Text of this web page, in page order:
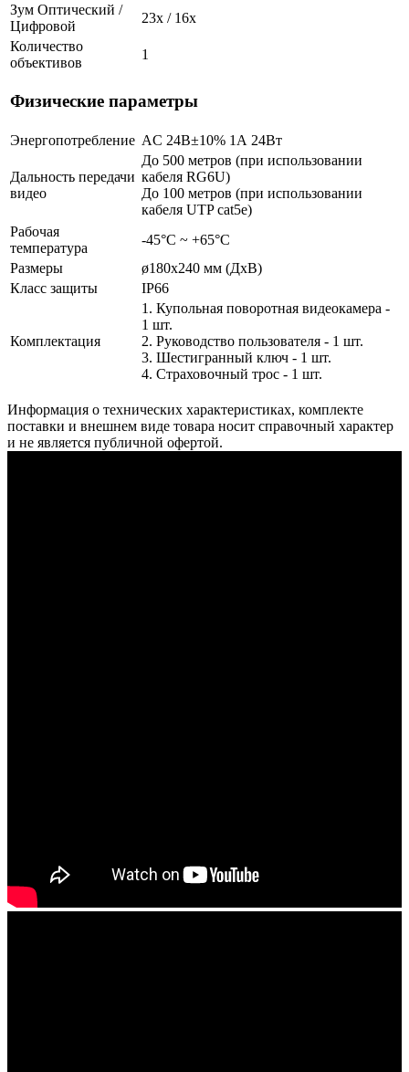
Зум Оптический /
Цифровой
23х / 16x
Количество
объективов
1
Физические параметры
Энергопотребление AC 24В±10% 1А 24Вт
Дальность передачи
видео
До 500 метров (при использовании
кабеля RG6U)
До 100 метров (при использовании
кабеля UTP cat5e)
Рабочая
температура
-45°C ~ +65°C
Размеры
ø180х240 мм (ДхВ)
Класс защиты
IP66
Комплектация
1. Купольная поворотная видеокамера -
1 шт.
2. Руководство пользователя - 1 шт.
3. Шестигранный ключ - 1 шт.
4. Страховочный трос - 1 шт.
Информация о технических характеристиках, комплекте
поставки и внешнем виде товара носит справочный характер
и не является публичной офертой.